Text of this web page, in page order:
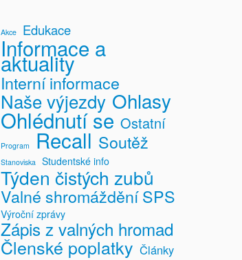
Akce Edukace
Informace a
aktuality
Interní informace
Naše výjezdy Ohlasy
Ohlédnutí se Ostatní
Program Recall Soutěž
Stanoviska Studentské info
Týden čistých zubů
Valné shromáždění SPS
Výroční zprávy
Zápis z valných hromad
Členské poplatky Články